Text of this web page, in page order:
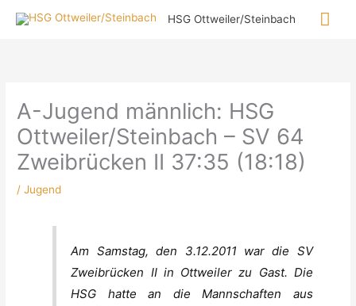
Inhalt
HSG Ottweiler/Steinbach
A-Jugend männlich: HSG
Ottweiler/Steinbach – SV 64
Zweibrücken II 37:35 (18:18)
/Jugend
Am Samstag, den 3.12.2011 war die SV
Zweibrücken II in Ottweiler zu Gast. Die
HSG hatte an die Mannschaften aus